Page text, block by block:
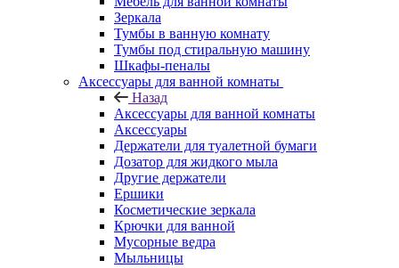
Зеркала
Тумбы в ванную комнату
Тумбы под стиральную машину
Шкафы-пеналы
Аксессуары для ванной комнаты
Назад
Аксессуары для ванной комнаты
Аксессуары
Держатели для туалетной бумаги
Дозатор для жидкого мыла
Другие держатели
Ершики
Косметические зеркала
Крючки для ванной
Мусорные ведра
Мыльницы